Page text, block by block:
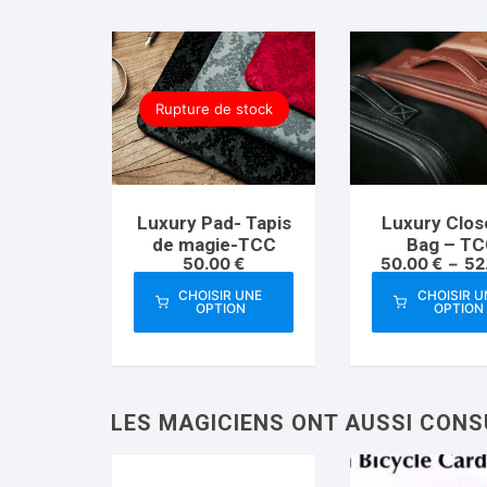
Rupture de stock
Luxury Pad- Tapis
de magie-TCC
50.00€
CHOISIR UNE
OPTION
Ce
produit
variations.
Luxury
Bag –
50.00€ –
CHOISIR
OPTION
Ce